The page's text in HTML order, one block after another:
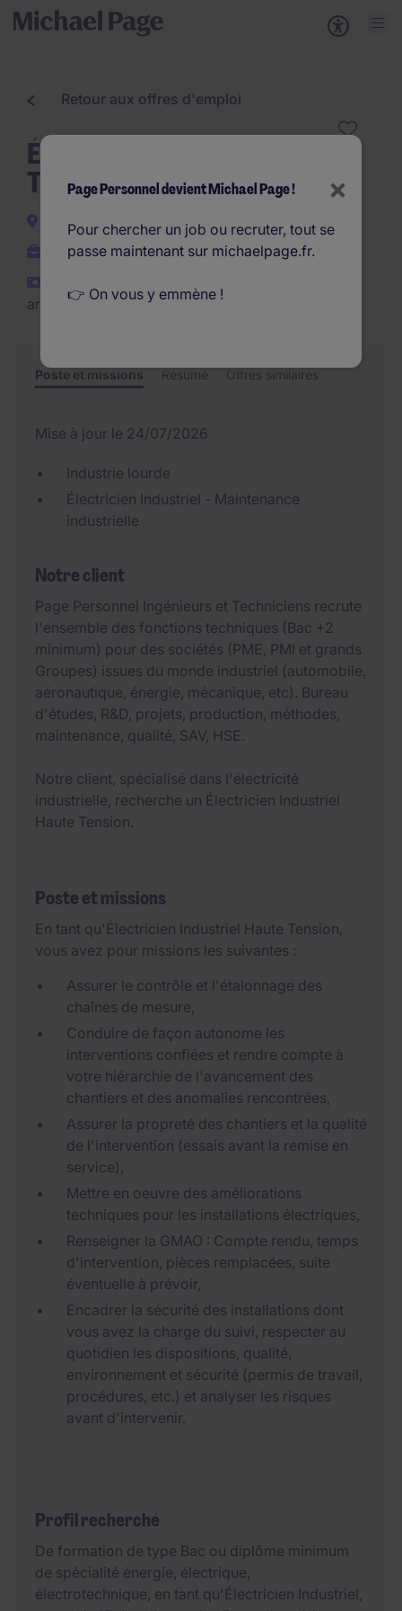
Retour aux offres d'emploi
Électricien Industriel Haute
Tension H/F
Fos-sur-Mer
CDI
an
Poste et missions Résumé Offres similaires
Mise à jour le 24/07/2026
Industrie lourde
Électricien Industriel - Maintenance
industrielle
Notre client
Page Personnel Ingénieurs et Techniciens recrute
l'ensemble des fonctions techniques (Bac +2
minimum) pour des sociétés (PME, PMI et grands
Groupes) issues du monde industriel (automobile,
aéronautique, énergie, mécanique, etc). Bureau
d'études, R&D, projets, production, méthodes,
maintenance, qualité, SAV, HSE.
Notre client, spécialisé dans l'électricité
industrielle, recherche un Électricien Industriel
Haute Tension.
Poste et missions
En tant qu'Électricien Industriel Haute Tension,
vous avez pour missions les suivantes :
Assurer le contrôle et l'étalonnage des
chaînes de mesure,
Conduire de façon autonome les
interventions confiées et rendre compte à
votre hiérarchie de l'avancement des
chantiers et des anomalies rencontrées,
Assurer la propreté des chantiers et la qualité
de l'intervention (essais avant la remise en
service),
Mettre en oeuvre des améliorations
techniques pour les installations électriques,
Renseigner la GMAO : Compte rendu, temps
d'intervention, pièces remplacées, suite
éventuelle à prévoir,
Encadrer la sécurité des installations dont
vous avez la charge du suivi, respecter au
quotidien les dispositions, qualité,
environnement et sécurité (permis de travail,
procédures, etc.) et analyser les risques
avant d'intervenir.
Profil recherché
De formation de type Bac ou diplôme minimum
de spécialité énergie, électrique,
électrotechnique, en tant qu'Électricien Industriel,
×
Page Personnel devient Michael Page !
Pour chercher un job ou recruter, tout se
passe maintenant sur michaelpage.fr.
👉 On vous y emmène !